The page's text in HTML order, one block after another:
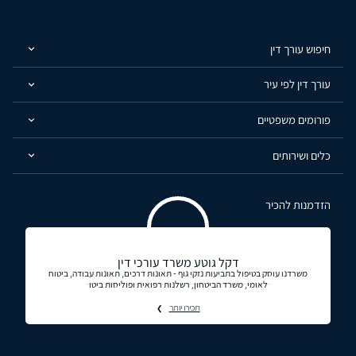
חיפוש עורך דין
עורך דין לפי עיר
פורומים משפטיים
כלים ושירותים
הזדמנות להכיר
דקל גוטע משרד עורכי דין
משרדנו עוסק בטיפול בתביעות נזקי גוף - תאונות דרכים, תאונות עבודה, ביטוח
לאומי, משרד הביטחון, רשלנות רפואית ופוליסות ביטו
תכירו יותר